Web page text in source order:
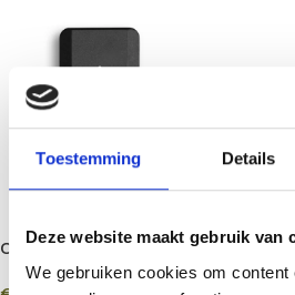
Toestemming Details
Deze website maakt gebruik van
We gebruiken cookies om content
On Balance LS-600 Lite
Miniscale 600g x 0.1g –